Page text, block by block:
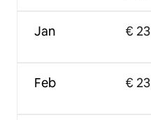
Jan
Feb
€ 23
€ 23